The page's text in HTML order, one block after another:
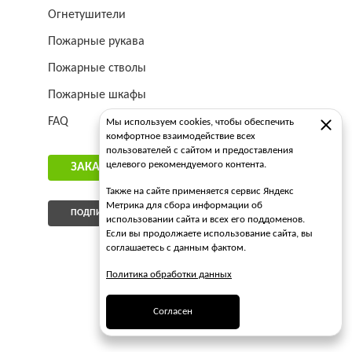
Огнетушители
Пожарные рукава
Пожарные стволы
Пожарные шкафы
FAQ
ЗАКАЗАТЬ ЗВОНОК
ПОДПИСАТЬСЯ НА РАССЫЛКУ
Мы используем cookies, чтобы обеспечить
комфортное взаимодействие всех
пользователей с сайтом и предоставления
целевого рекомендуемого контента.
Также на сайте применяется сервис Яндекс
Метрика для сбора информации об
использовании сайта и всех его поддоменов.
Если вы продолжаете использование сайта, вы
соглашаетесь с данным фактом.
Политика обработки данных
Согласен